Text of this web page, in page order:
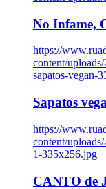
No Infame,
https://
content/
sapatos-vegan-
Sapatos
https://
content/
1-335x256.jpg
CANTO de